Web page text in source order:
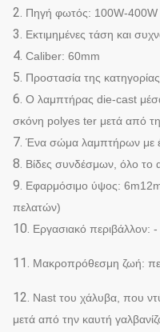
2. Πηγή φωτός: 100W-400W
3. Εκτιμημένες τάση και
4. Caliber: 60mm
5. Προστασία της
6. Ο λαμπτήρας die-cast
σκόνη polyes ter μετά από
7. Ένα σώμα λαμπτήρων με
8. Βίδες συνδέσμων, όλο το
9. Εφαρμόσιμο ύψος:
πελατών)
10. Εργασιακό περιβάλλον:
11. Μακροπρόθεσμη ζωή:
12. Nast του χάλυβα, που
μετά από την καυτή